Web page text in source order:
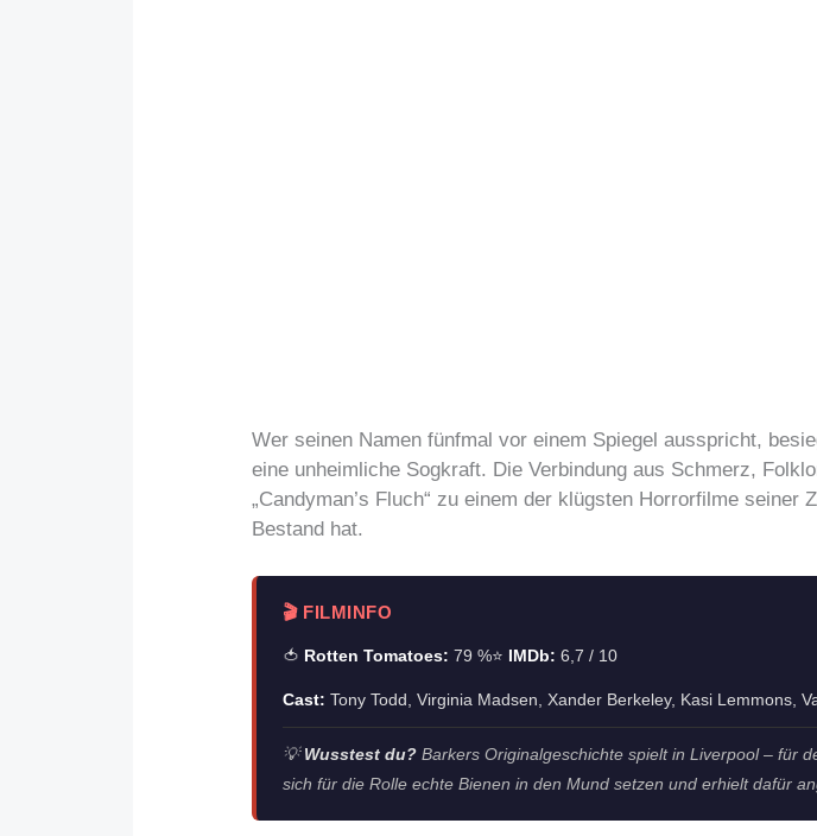
Wer seinen Namen fünfmal vor einem Spiegel ausspricht,
eine unheimliche Sogkraft. Die Verbindung aus Schmerz,
„Candyman’s Fluch“ zu einem der klügsten Horrorfilme
Bestand hat.
🎬 FILMINFO
🍅 Rotten Tomatoes: 79 %⭐ IMDb: 6,7 / 10
Cast: Tony Todd, Virginia Madsen, Xander Berkeley, Kasi Lemmons,
💡Wusstest du? Barkers Originalgeschichte spielt in Liverpool – für
sich für die Rolle echte Bienen in den Mund setzen und erhielt dafür